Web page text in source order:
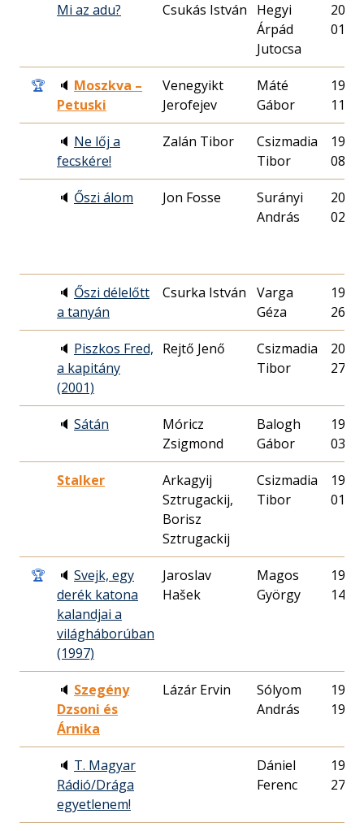
Mi az adu? Csukás István
Hegyi
Árpád
Jutocsa
01.
🏆 🔈 Moszkva –
Petuski
Venegyikt
Jerofejev
Máté
Gábor
11.
🔈 Ne lőj a
fecskére!
Zalán Tibor
Csizmadia
Tibor
08.
🔈 Őszi álom Jon Fosse
Surányi
András
02.
🔈 Őszi délelőtt
a tanyán
Csurka István
Varga
Géza
26.
🔈 Piszkos Fred,
a kapitány
(2001)
Rejtő Jenő
Csizmadia
Tibor
27.
🔈 Sátán
Móricz
Zsigmond
Balogh
Gábor
03.
Stalker
Arkagyij
Sztrugackij,
Borisz
Sztrugackij
Csizmadia
Tibor
01.
🏆 🔈 Svejk, egy
derék katona
kalandjai a
világháborúban
(1997)
Jaroslav
Hašek
Magos
György
14.
🔈 Szegény
Dzsoni és
Árnika
Lázár Ervin
Sólyom
András
19.
🔈 T. Magyar
Rádió/Drága
egyetlenem!
Dániel
Ferenc
27.